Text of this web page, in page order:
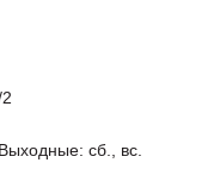
сб., вс.